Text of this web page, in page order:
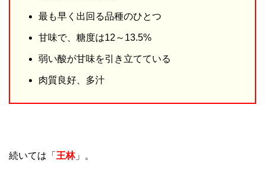
最も早く出回る品種のひとつ
甘味で、糖度は12～13.5%
弱い酸が甘味を引き立てている
肉質良好、多汁
続いては「 王林」。